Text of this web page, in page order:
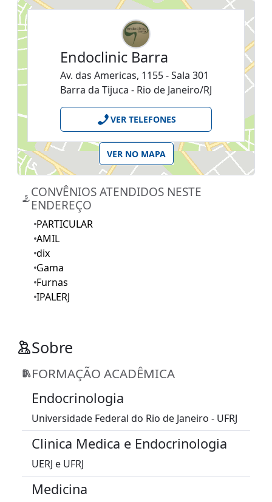
Endoclinic Barra
Av. das Americas, 1155 - Sala 301
Barra da Tijuca - Rio de Janeiro/RJ
VER TELEFONES
VER NO MAPA
CONVÊNIOS ATENDIDOS NESTE
ENDEREÇO
PARTICULAR
AMIL
dix
Gama
Furnas
IPALERJ
Sobre
FORMAÇÃO ACADÊMICA
Endocrinologia
Universidade Federal do Rio de Janeiro - UFRJ
Clinica Medica e Endocrinologia
UERJ e UFRJ
Medicina